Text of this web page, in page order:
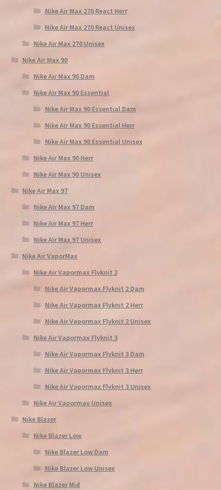
Nike Air Max 270 React Herr
Nike Air Max 270 React Unisex
Nike Air Max 270 Unisex
Nike Air Max 90
Nike Air Max 90 Dam
Nike Air Max 90 Essential
Nike Air Max 90 Essential Dam
Nike Air Max 90 Essential Herr
Nike Air Max 90 Essential Unisex
Nike Air Max 90 Herr
Nike Air Max 90 Unisex
Nike Air Max 97
Nike Air Max 97 Dam
Nike Air Max 97 Herr
Nike Air Max 97 Unisex
Nike Air VaporMax
Nike Air Vapormax Flyknit 2
Nike Air Vapormax Flyknit 2 Dam
Nike Air Vapormax Flyknit 2 Herr
Nike Air Vapormax Flyknit 2 Unisex
Nike Air Vapormax Flyknit 3
Nike Air Vapormax Flyknit 3 Dam
Nike Air Vapormax Flyknit 3 Herr
Nike Air Vapormax Flyknit 3 Unisex
Nike Air Vapormax Unisex
Nike Blazer
Nike Blazer Low
Nike Blazer Low Dam
Nike Blazer Low Unisex
Nike Blazer Mid